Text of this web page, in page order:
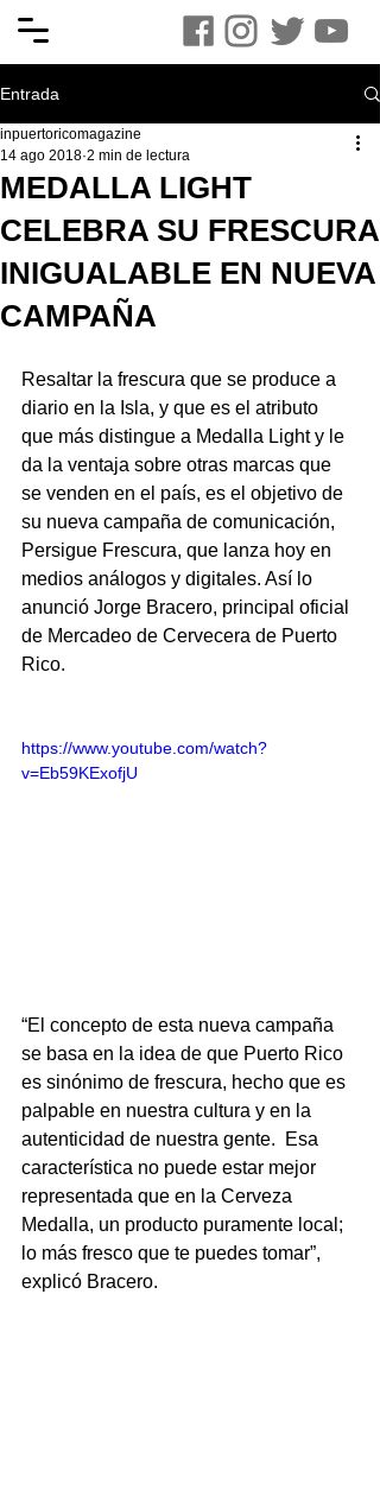
Entrada
MEDALLA LIGHT
CELEBRA SU FRESCURA
INIGUALABLE EN NUEVA
CAMPAÑA
inpuertoricomagazine
14 ago 2018 2 min de lectura
Resaltar la frescura que se produce a
diario en la Isla, y que es el atributo
que más distingue a Medalla Light y le
da la ventaja sobre otras marcas que
se venden en el país, es el objetivo de
su nueva campaña de comunicación,
Persigue Frescura, que lanza hoy en
medios análogos y digitales. Así lo
anunció Jorge Bracero, principal oficial
de Mercadeo de Cervecera de Puerto
Rico.
https://www.youtube.com/watch?
v=Eb59KExofjU
“El concepto de esta nueva campaña
se basa en la idea de que Puerto Rico
es sinónimo de frescura, hecho que es
palpable en nuestra cultura y en la
autenticidad de nuestra gente.  Esa
característica no puede estar mejor
representada que en la Cerveza
Medalla, un producto puramente local;
lo más fresco que te puedes tomar”,
explicó Bracero.